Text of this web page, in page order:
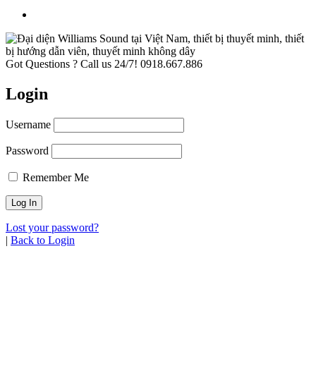
Got Questions ? Call us 24/7! 0918.667.886
Login
Username
Password
Remember Me
Lost your password?
| Back to Login